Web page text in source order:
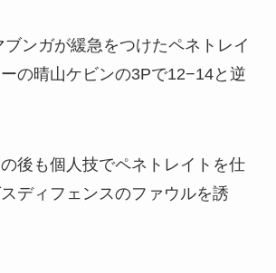
ンガが緩急をつけたペネトレイ
の晴山ケビンの3Pで12−14と逆
後も個人技でペネトレイトを仕
ディフェンスのファウルを誘